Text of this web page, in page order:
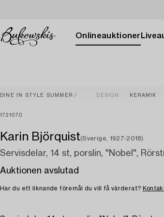
Onlineauktioner
DINE IN STYLE SUMMER DESIGN KERAMIK
1721070
Karin Björquist(Sverige, 1927-2018)
Servisdelar, 14 st, porslin, "Nobel",
Auktionen avslutad
Har du ett liknande föremål du vill få värderat?